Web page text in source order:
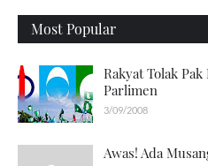
Most Popular
Rakyat Tolak
Parlimen
3/09/2008
Awas! Ada